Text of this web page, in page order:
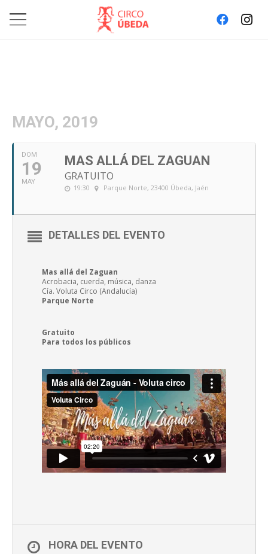
MAYO, 2019
DOM
19
MAY
MAS ALLÁ DEL ZAGUAN
GRATUITO
19:30 Parque Norte, 23400 Úbeda, Jaén
DETALLES DEL EVENTO
Mas allá del Zaguan
Acrobacia, cuerda, música, danza
Cía. Voluta Circo (Andalucía)
Parque Norte
Gratuito
Para todos los públicos
HORA DEL EVENTO